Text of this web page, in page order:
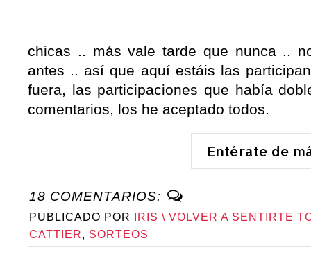
chicas .. más vale tarde que nunca ..
antes .. así que aquí estáis las
fuera, las participaciones que había
comentarios, los he aceptado todos.
Entérate de
18 COMENTARIOS:
PUBLICADO POR
IRIS \ VOLVER A SENTIRTE
CATTIER, SORTEOS